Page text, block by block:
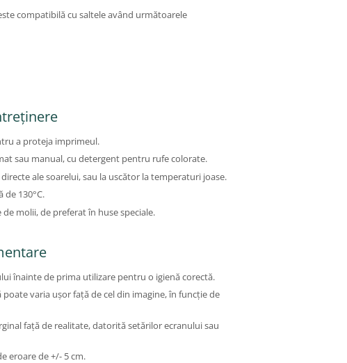
compatibilă cu saltele având următoarele
a proteja imprimeul.
sau manual, cu detergent pentru rufe colorate.
ale soarelui, sau la uscător la temperaturi joase.
130°C.
molii, de preferat în huse speciale.
înainte de prima utilizare pentru o igienă corectă.
varia ușor față de cel din imagine, în funcție de
față de realitate, datorită setărilor ecranului sau
eroare de +/- 5 cm.